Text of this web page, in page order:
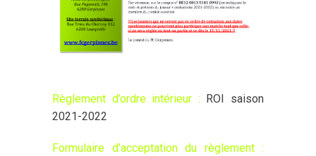
Règlement d’ordre intérieur :
ROI saison
2021-2022
Formulaire d’acceptation du règlement :